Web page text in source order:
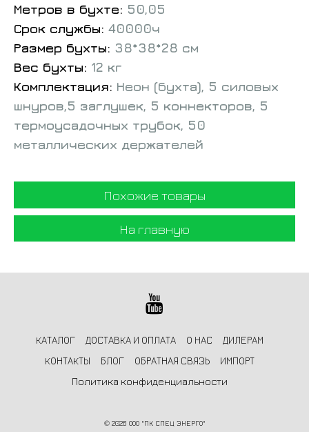
Метров в бухте: 50,05
Срок службы: 40000ч
Размер бухты: 38*38*28 см
Вес бухты: 12 кг
Комплектация: Неон (бухта), 5 силовых
шнуров,5 заглушек, 5 коннекторов, 5
термоусадочных трубок, 50
металлических держателей
Похожие товары
На главную
КАТАЛОГ ДОСТАВКА И ОПЛАТА О НАС
ДИЛЕРАМ
КОНТАКТЫ
БЛОГ ОБРАТНАЯ СВЯЗЬ
ИМПОРТ
Политика конфиденциальности
© 2026 ООО "ПК СПЕЦ ЭНЕРГО"